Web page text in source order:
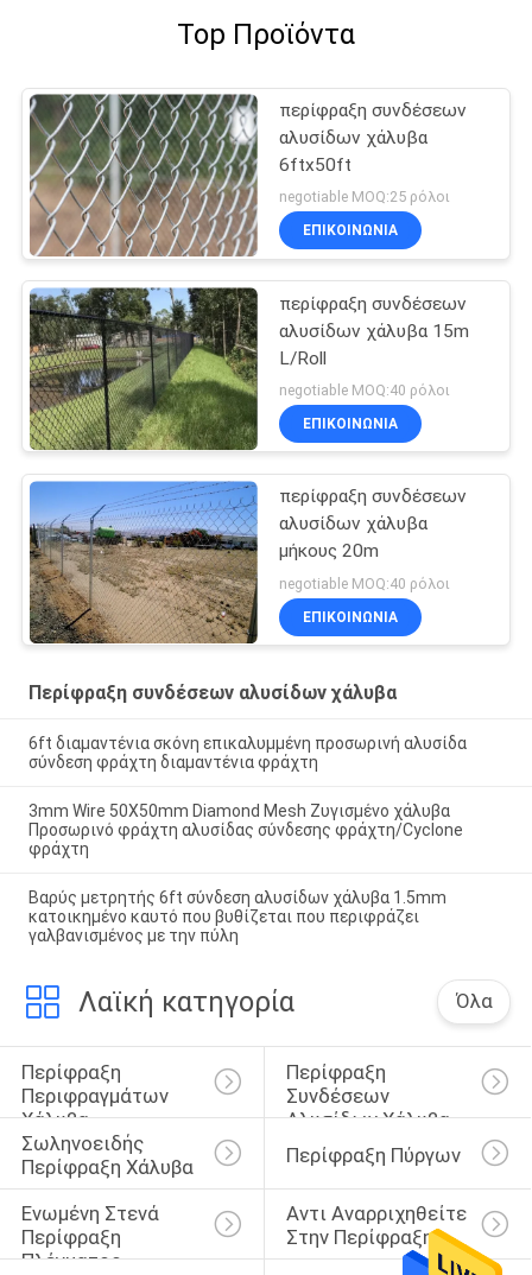
Top Προϊόντα
περίφραξη συνδέσεων
αλυσίδων χάλυβα
6ftx50ft
negotiable MOQ:25 ρόλοι
ΕΠΙΚΟΙΝΩΝΙΑ
περίφραξη συνδέσεων
αλυσίδων χάλυβα 15m
L/Roll
negotiable MOQ:40 ρόλοι
ΕΠΙΚΟΙΝΩΝΙΑ
περίφραξη συνδέσεων
αλυσίδων χάλυβα
μήκους 20m
negotiable MOQ:40 ρόλοι
ΕΠΙΚΟΙΝΩΝΙΑ
Περίφραξη συνδέσεων αλυσίδων χάλυβα
6ft διαμαντένια σκόνη επικαλυμμένη προσωρινή αλυσίδα
σύνδεση φράχτη διαμαντένια φράχτη
3mm Wire 50X50mm Diamond Mesh Ζυγισμένο χάλυβα
Προσωρινό φράχτη αλυσίδας σύνδεσης φράχτη/Cyclone
φράχτη
Βαρύς μετρητής 6ft σύνδεση αλυσίδων χάλυβα 1.5mm
κατοικημένο καυτό που βυθίζεται που περιφράζει
γαλβανισμένος με την πύλη
Λαϊκή κατηγορία Όλα
Περίφραξη
Περιφραγμάτων
Χάλυβα
Περίφραξη
Συνδέσεων
Αλυσίδων Χάλυβα
Σωληνοειδής
Περίφραξη Χάλυβα
Περίφραξη Πύργων
Ενωμένη Στενά
Περίφραξη
Πλέγματος
Αντι Αναρριχηθείτε
Στην Περίφραξη